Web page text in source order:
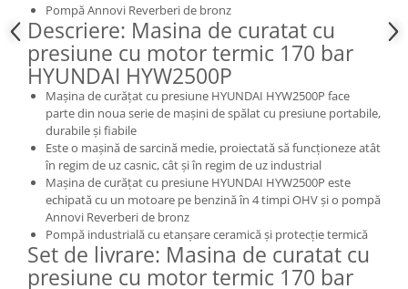
Masini de spalat vase incorporabile
Masini de spalat vase
independente
Motoburghiu/Foreza pamant
Pachete Incorporabile
Pirostrii & Arzatoare
Plasa umbrire
Pompe de stropit
Radiatoare
Semanatoare,Plantatoare
Sere
Pompă Annovi Reverberi de bronz
Descriere: Masina de curatat cu
presiune cu motor termic 170 bar
HYUNDAI HYW2500P
Mașina de curățat cu presiune HYUNDAI HYW2500P face
parte din noua serie de mașini de spălat cu presiune portabile,
durabile și fiabile
Este o mașină de sarcină medie, proiectată să funcționeze atât
în regim de uz casnic, cât și în regim de uz industrial
Mașina de curățat cu presiune HYUNDAI HYW2500P este
echipată cu un motoare pe benzină în 4 timpi OHV și o pompă
Annovi Reverberi de bronz
Pompă industrială cu etanșare ceramică și protecție termică
Set de livrare: Masina de curatat cu
presiune cu motor termic 170 bar